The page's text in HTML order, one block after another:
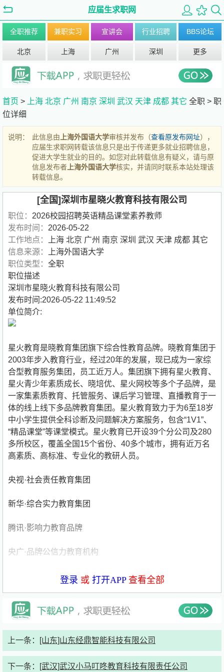
应届生求职网
全职推荐 兼职实习 宣讲会 行业招聘 BBS论坛
北京 上海 广州 深圳 更多
首页 > 上海 北京 广州 南京 深圳 武汉 天津 成都 其它 全职 > 职
位详细
说明： 此信息由上海外国语大学审核并发布（查看原发布网址），
应届生求职网转载该信息只是出于传递更多就业招聘信息，
促进大学生就业的目的。如您对此转载信息有疑义，请与原
信息发布者上海外国语大学核实，并请同时联系本站处理该
转载信息。
[全国]深圳市星晓火教育科技有限公司
职位： 2026校园招聘英语精品课堂素养教师
发布时间： 2026-05-22
工作地点：
上海 北京 广州 南京 深圳 武汉 天津 成都 其它
信息来源：
上海外国语大学
职位类型： 全职
职位描述
深圳市星晓火教育科技有限公司
发布时间:2026-05-22 11:49:52
单位简介:
星火教育是晓教育集团旗下综合性教育品牌。晓教育集团于
2003年步入教育行业，经过20年的发展，现已成为一家综
合型教育服务集团，员工近万人。集团旗下拥有星火教育、
星火青少年素质成长、晓培优、星火网校等多个子品牌，是
一家集素质教育、托管服务、课后学习管理、直播教育于一
体的线上线下多品牌教育集团。星火教育致力于为6至18岁
中小学生提供全科诊断及问题解决方案服务，包含“1V1”、
“精品课堂”等课堂模式。星火教育已开设39个分公司及280
多所校区，覆盖全国15个省份、40多个城市，拥有近万名
高素质、高标准、专业化的教研人员。
央视·社会责任教育集团
新华·综合实力教育集团
腾讯·影响力教育品牌
央广·品牌公信力教育机构
新华·中国最具综合实力教育集团
星火教育深圳分公司是集团旗下发展速度最快的分支机构之
一，是深圳地区具有卓越影响力的教育品牌，拥有6大线下
师资力量以及业内一流的教研团队，教师100%来自重点大
登录 或 打开APP查看全部
上一条： [山东]山东经鼎智能科技有限公司
下一条： [武汉]武汉小马叮咚教育科技有限责任公司